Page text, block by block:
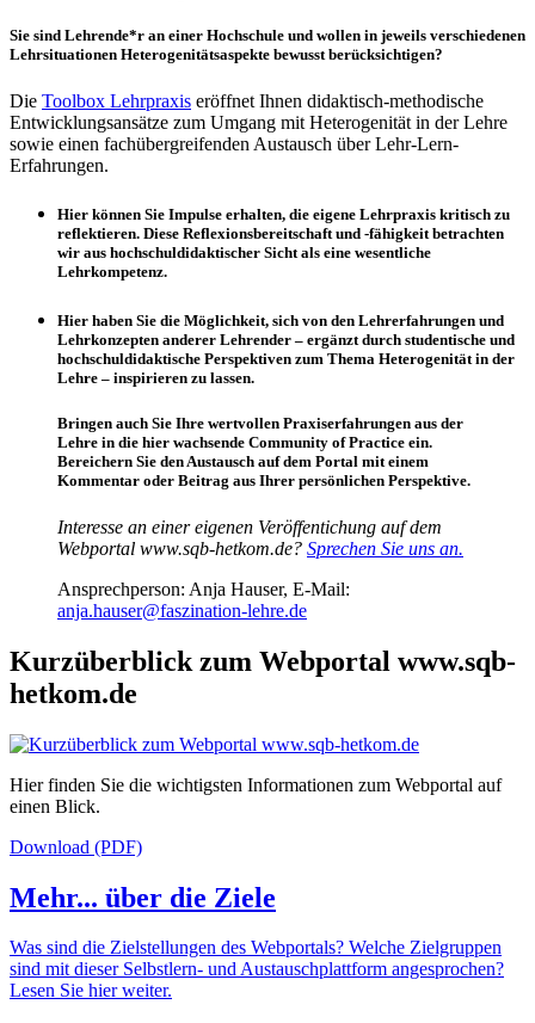
Sie sind Lehrende*r an einer Hochschule und wollen in jeweils verschiedenen
Lehrsituationen Heterogenitätsaspekte bewusst berücksichtigen?
Die Toolbox Lehrpraxis eröffnet Ihnen didaktisch-methodische
Entwicklungsansätze zum Umgang mit Heterogenität in der Lehre
sowie einen fachübergreifenden Austausch über Lehr-Lern-
Erfahrungen.
Hier können Sie Impulse erhalten, die eigene Lehrpraxis kritisch zu
reflektieren. Diese Reflexionsbereitschaft und -fähigkeit betrachten
wir aus hochschuldidaktischer Sicht als eine wesentliche
Lehrkompetenz.
Hier haben Sie die Möglichkeit, sich von den Lehrerfahrungen und
Lehrkonzepten anderer Lehrender – ergänzt durch studentische und
hochschuldidaktische Perspektiven zum Thema Heterogenität in der
Lehre – inspirieren zu lassen.
Bringen auch Sie Ihre wertvollen Praxiserfahrungen aus der
Lehre in die hier wachsende Community of Practice ein.
Bereichern Sie den Austausch auf dem Portal mit einem
Kommentar oder Beitrag aus Ihrer persönlichen Perspektive.
Interesse an einer eigenen Veröffentichung auf dem
Webportal www.sqb-hetkom.de? Sprechen Sie uns an.
Ansprechperson: Anja Hauser, E-Mail:
anja.hauser@faszination-lehre.de
Kurzüberblick zum Webportal www.sqb-
hetkom.de
Hier finden Sie die wichtigsten Informationen zum Webportal auf
einen Blick.
Download (PDF)
Mehr... über die Ziele
Was sind die Zielstellungen des Webportals? Welche Zielgruppen
sind mit dieser Selbstlern- und Austauschplattform angesprochen?
Lesen Sie hier weiter.